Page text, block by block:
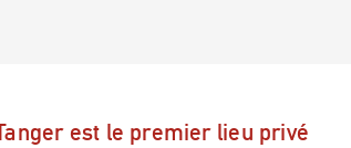
est le premier lieu privé